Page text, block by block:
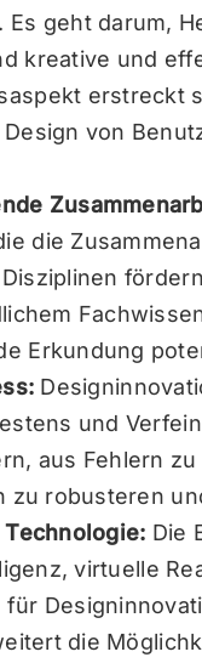
Es geht darum,
kreative und
erstreckt
von
die
Erkundung
und
aus Fehlern
zu robusteren
Die
virtuelle
die